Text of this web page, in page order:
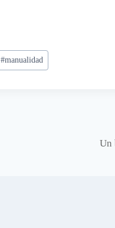
#manualidad
Un